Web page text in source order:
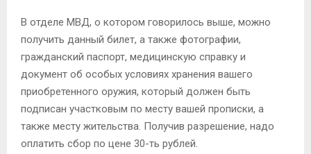
В отделе МВД, о котором говорилось выше, можно
получить данный билет, а также фотографии,
гражданский паспорт, медицинскую справку и
документ об особых условиях хранения вашего
приобретенного оружия, который должен быть
подписан участковым по месту вашей прописки, а
также месту жительства. Получив разрешение, надо
оплатить сбор по цене 30-ть рублей.